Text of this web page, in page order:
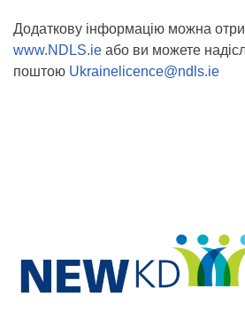
Додаткову інформацію можна
www.NDLS.ie або ви можете
поштою Ukrainelicence@ndls.ie